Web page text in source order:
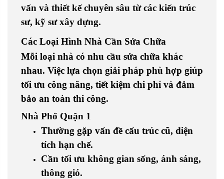
vấn và thiết kế chuyên sâu từ các kiến trúc
sư, kỹ sư xây dựng.
Các Loại Hình Nhà Cần Sửa Chữa
Mỗi loại nhà có nhu cầu sửa chữa khác
nhau. Việc lựa chọn giải pháp phù hợp giúp
tối ưu công năng, tiết kiệm chi phí và đảm
bảo an toàn thi công.
Nhà Phố Quận 1
Thường gặp vấn đề cấu trúc cũ, diện
tích hạn chế.
Cần tối ưu không gian sống, ánh sáng,
thông gió.